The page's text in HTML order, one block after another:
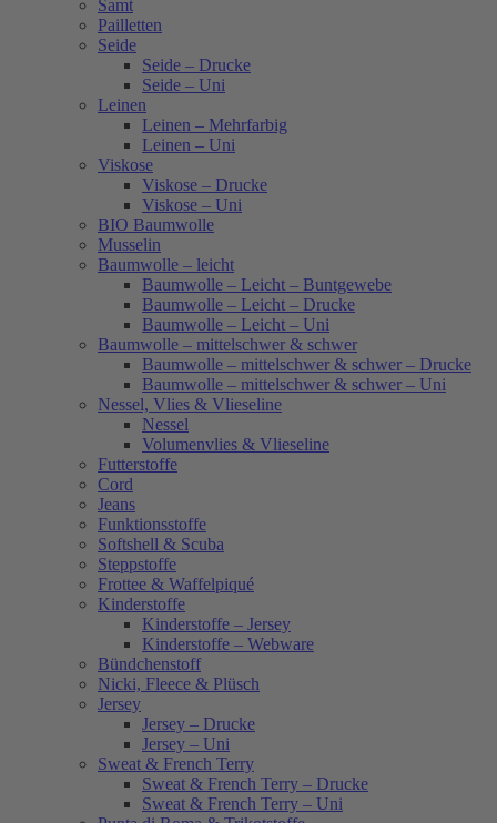
Samt
Pailletten
Seide
Seide – Drucke
Seide – Uni
Leinen
Leinen – Mehrfarbig
Leinen – Uni
Viskose
Viskose – Drucke
Viskose – Uni
BIO Baumwolle
Musselin
Baumwolle – leicht
Baumwolle – Leicht – Buntgewebe
Baumwolle – Leicht – Drucke
Baumwolle – Leicht – Uni
Baumwolle – mittelschwer & schwer
Baumwolle – mittelschwer & schwer – Drucke
Baumwolle – mittelschwer & schwer – Uni
Nessel, Vlies & Vlieseline
Nessel
Volumenvlies & Vlieseline
Futterstoffe
Cord
Jeans
Funktionsstoffe
Softshell & Scuba
Steppstoffe
Frottee & Waffelpiqué
Kinderstoffe
Kinderstoffe – Jersey
Kinderstoffe – Webware
Bündchenstoff
Nicki, Fleece & Plüsch
Jersey
Jersey – Drucke
Jersey – Uni
Sweat & French Terry
Sweat & French Terry – Drucke
Sweat & French Terry – Uni